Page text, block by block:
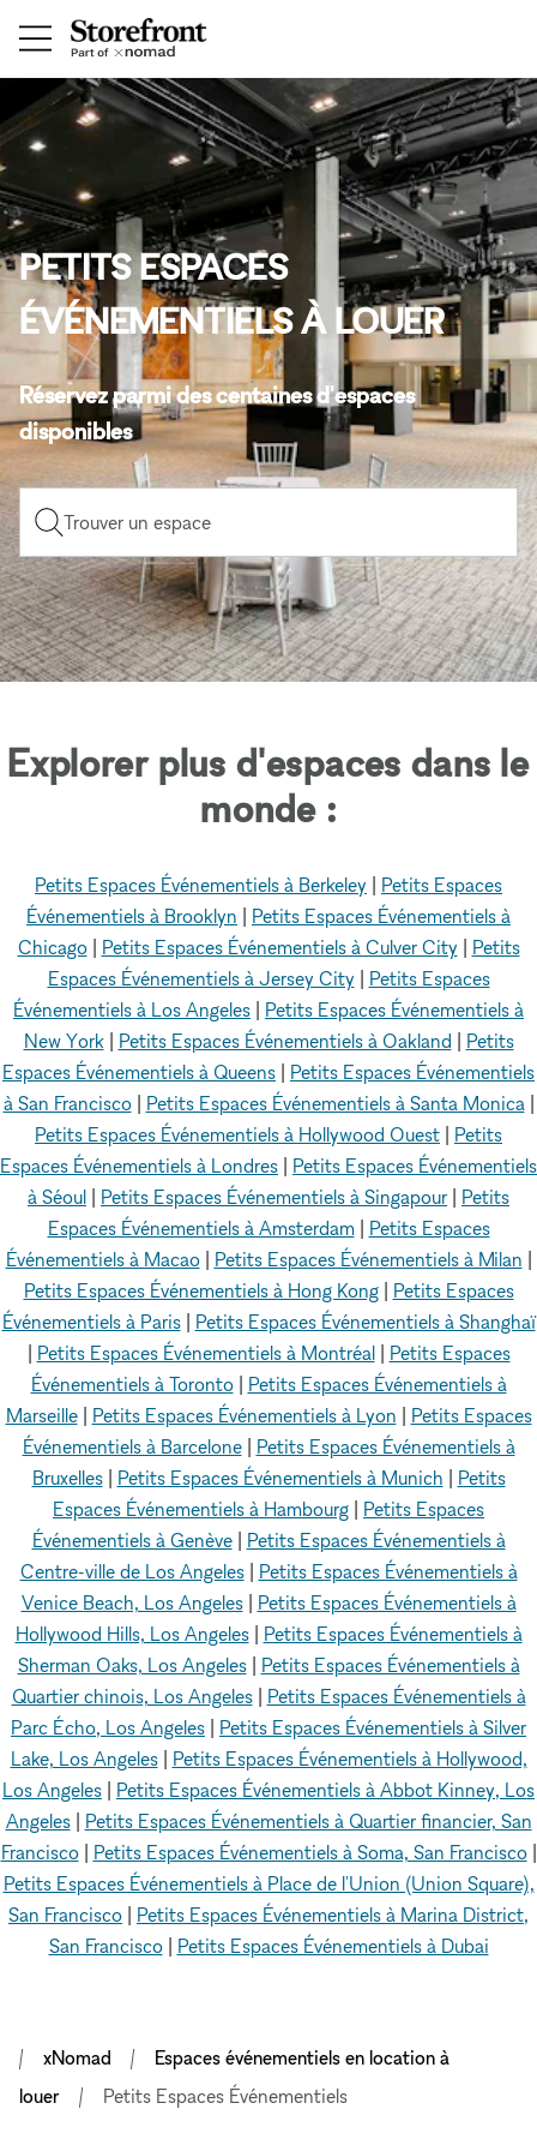
PETITS ESPACES
ÉVÉNEMENTIELS À LOUER
Réservez parmi des centaines d'espaces
disponibles
Trouver un espace
Explorer plus d'espaces dans le
monde :
Petits Espaces Événementiels à Berkeley
Petits Espaces
Événementiels à Brooklyn
Petits Espaces Événementiels à
Chicago| Petits Espaces Événementiels à Culver City
Petits
Espaces Événementiels à Jersey City
Petits Espaces
Événementiels à Los Angeles
Petits Espaces Événementiels à
New York| Petits Espaces Événementiels à Oakland
Petits
Espaces Événementiels à Queens
Petits Espaces Événementiels
à San Francisco| Petits Espaces Événementiels à Santa Monica|
Petits Espaces Événementiels à Hollywood Ouest
Petits
Espaces Événementiels à Londres
Petits Espaces Événementiels
à Séoul
Petits Espaces Événementiels à Singapour
Petits
Espaces Événementiels à Amsterdam| Petits Espaces
Événementiels à Macao| Petits Espaces Événementiels à Milan
Petits Espaces Événementiels à Hong Kong| Petits Espaces
Événementiels à Paris| Petits Espaces Événementiels à Shanghaï
Petits Espaces Événementiels à Montréal| Petits Espaces
Événementiels à Toronto| Petits Espaces Événementiels à
Marseille| Petits Espaces Événementiels à Lyon
Petits Espaces
Événementiels à Barcelone| Petits Espaces Événementiels à
Bruxelles| Petits Espaces Événementiels à Munich
Petits
Espaces Événementiels à Hambourg
Petits Espaces
Événementiels à Genève| Petits Espaces Événementiels à
Centre-ville de Los Angeles| Petits Espaces Événementiels à
Venice Beach, Los Angeles| Petits Espaces Événementiels à
Hollywood Hills, Los Angeles| Petits Espaces Événementiels à
Sherman Oaks, Los Angeles| Petits Espaces Événementiels à
Quartier chinois, Los Angeles| Petits Espaces Événementiels à
Parc Écho, Los Angeles
Petits Espaces Événementiels à Silver
Lake, Los Angeles| Petits Espaces Événementiels à Hollywood,
Los Angeles
Petits Espaces Événementiels à Abbot Kinney, Los
Angeles| Petits Espaces Événementiels à Quartier financier, San
Francisco| Petits Espaces Événementiels à Soma, San Francisco|
Petits Espaces Événementiels à Place de l'Union (Union Square),
San Francisco
Petits Espaces Événementiels à Marina District,
San Francisco| Petits Espaces Événementiels à Dubai
xNomad
Espaces événementiels en location à
louer
Petits Espaces Événementiels